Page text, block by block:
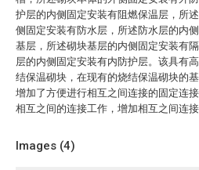
护层的内侧固定安装有阻燃保温层，所
侧固定安装有防水层，所述防水层的内
基层，所述砌块基层的内侧固定安装有
层的内侧固定安装有内防护层。该具有
结保温砌块，在现有的烧结保温砌块的
增加了方便进行相互之间连接的固定连
相互之间的连接工作，增加相互之间连接
Images (4)